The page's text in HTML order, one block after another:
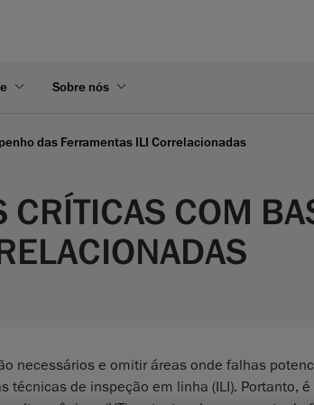
Sobre nós
das Ferramentas ILI Correlacionadas
CRÍTICAS COM
necessários e omitir áreas onde falhas
de inspeção em linha (ILI). Portanto, é